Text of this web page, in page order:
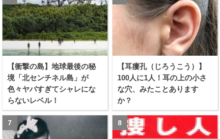
【衝撃の島】地球最後の秘
境「北センチネル島」が
色々ヤバすぎてシャレにな
らないレベル！
【耳瘻孔（じろうこう）】
100人に1人！耳の上の小さ
な穴、みたことあります
か？